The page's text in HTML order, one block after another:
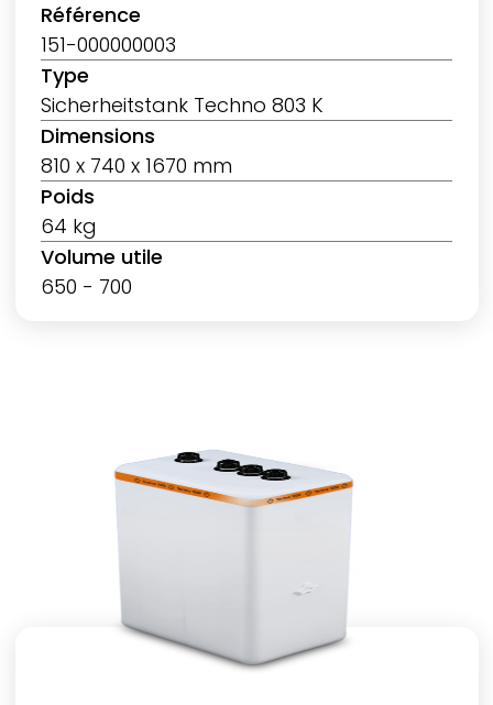
Référence
151-000000003
Type
Sicherheitstank Techno 803 K
Dimensions
810 x 740 x 1670 mm
Poids
64 kg
Volume utile
650 - 700